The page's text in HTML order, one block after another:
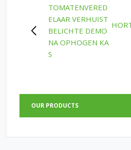
POST
NAVIGATION
TOMATENVERED
ELAAR VERHUIST
BELICHTE DEMO
NA OPHOGEN KA
S
OUR PRODUCTS